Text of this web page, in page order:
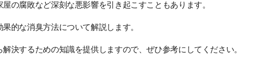
の腐敗など深刻な悪影響を引き起こすこともあります。
的な消臭方法について解説します。
決するための知識を提供しますので、ぜひ参考にしてください。